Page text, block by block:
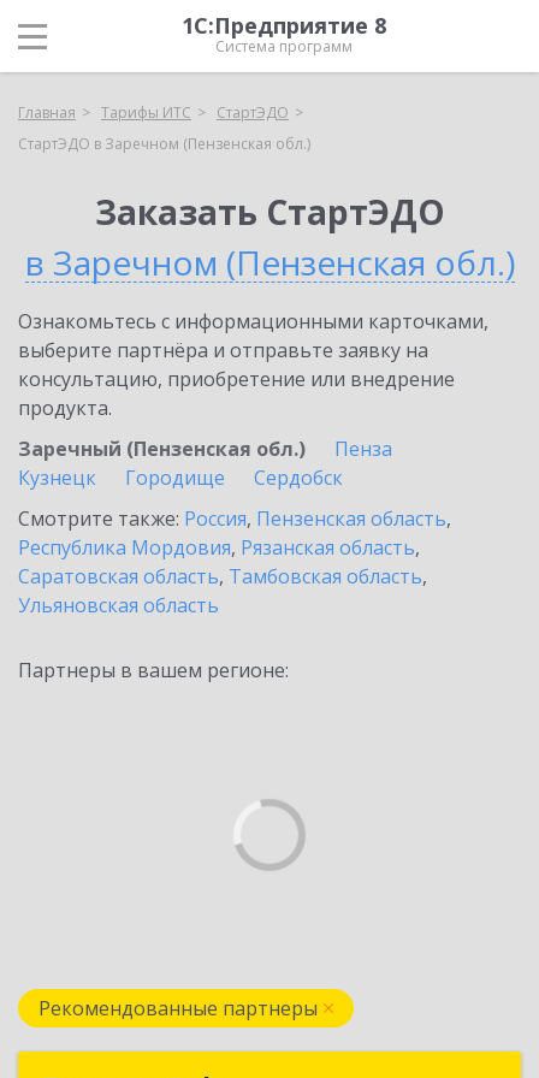
1С:Предприятие 8
Система программ
Главная Тарифы ИТС
СтартЭДО
СтартЭДО в Заречном (Пензенская обл.)
Заказать СтартЭДО
в Заречном (Пензенская обл.)
Ознакомьтесь с информационными карточками,
выберите партнёра и отправьте заявку на
консультацию, приобретение или внедрение
продукта.
Заречный (Пензенская обл.)
Пенза
Кузнецк
Городище
Сердобск
Смотрите также: Россия, Пензенская область,
Республика Мордовия, Рязанская область,
Саратовская область, Тамбовская область,
Ульяновская область
Партнеры в вашем регионе:
Рекомендованные партнеры